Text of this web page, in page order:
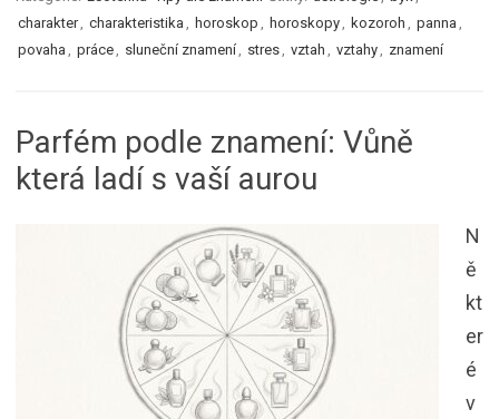
charakter
charakteristika horoskop horoskopy kozoroh panna
povaha
práce sluneční znamení stres vztah vztahy znamení
Parfém podle znamení: Vůně
která ladí s vaší aurou
N
ě
kt
er
é
v